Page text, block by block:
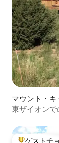
マウント・
東ザイオンで
ゲストチ